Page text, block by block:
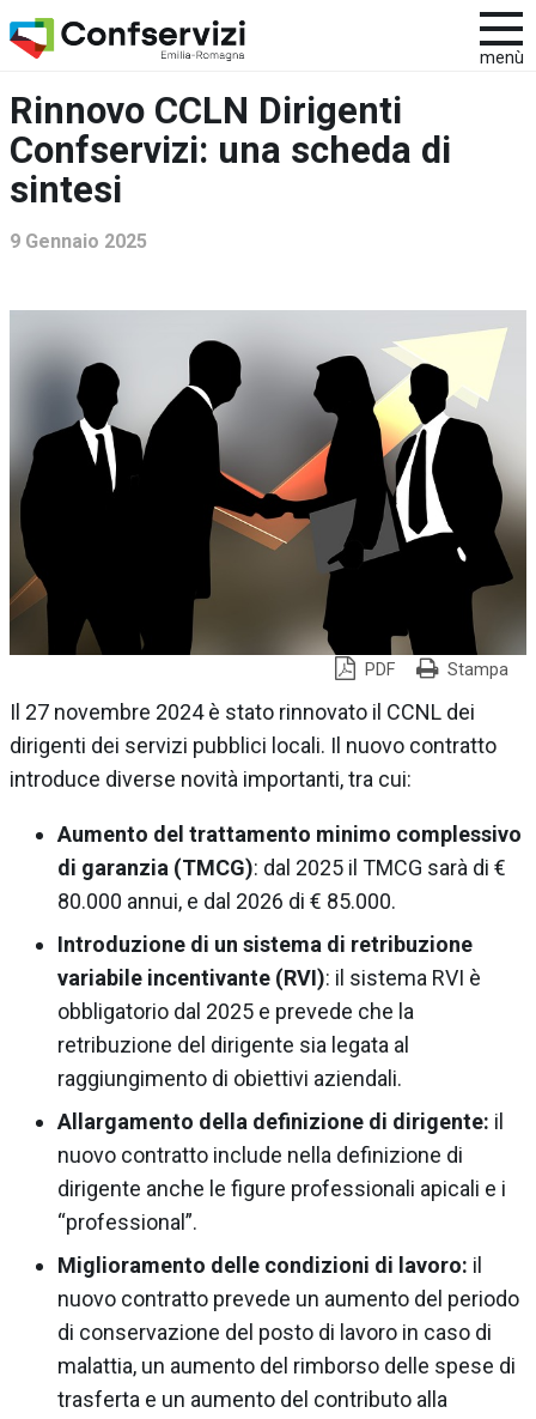
menù
Rinnovo CCLN Dirigenti
Confservizi: una scheda di
sintesi
9 Gennaio 2025
PDF Stampa
Il 27 novembre 2024 è stato rinnovato il CCNL dei
dirigenti dei servizi pubblici locali. Il nuovo contratto
introduce diverse novità importanti, tra cui:
Aumento del trattamento minimo complessivo
di garanzia (TMCG): dal 2025 il TMCG sarà di €
80.000 annui, e dal 2026 di € 85.000.
Introduzione di un sistema di retribuzione
variabile incentivante (RVI): il sistema RVI è
obbligatorio dal 2025 e prevede che la
retribuzione del dirigente sia legata al
raggiungimento di obiettivi aziendali.
Allargamento della definizione di dirigente: il
nuovo contratto include nella definizione di
dirigente anche le figure professionali apicali e i
“professional”.
Miglioramento delle condizioni di lavoro: il
nuovo contratto prevede un aumento del periodo
di conservazione del posto di lavoro in caso di
malattia, un aumento del rimborso delle spese di
trasferta e un aumento del contributo alla